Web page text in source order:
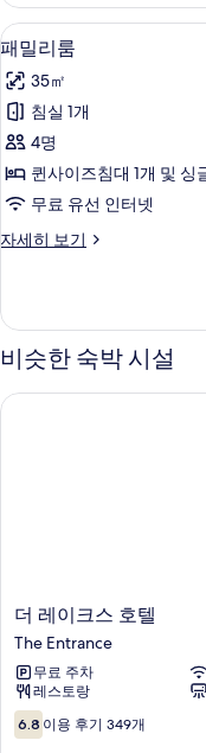
두
보
기
블
룸
자
세
히
보
기
패
밀
리
룸
사
진
두
기
4
패밀리룸
35㎡
침실 1개
4명
퀸사이즈침대 1개 및 싱
무료 유선 인터넷
자세히 보기
패
자
세
히
기
비슷한 숙박 시설
더
레
이
크
스
호
텔
더 레이크스 호텔
The Entrance
무료 주차
레스토랑
10
점
6.8 이용 후기 349개
더 레이크스 호텔